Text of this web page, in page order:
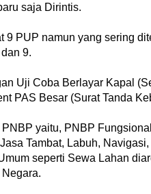
saja Dirintis.
9 PUP namun yang sering
9.
Uji Coba Berlayar Kapal
PAS Besar (Surat Tanda
yaitu, PNBP
Tambat, Labuh,
seperti Sewa Lahan